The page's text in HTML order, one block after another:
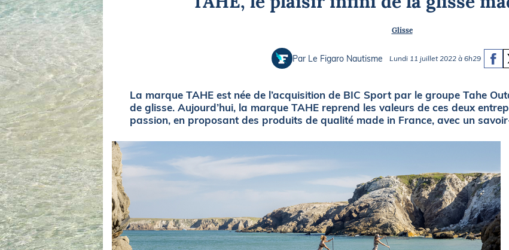
LOISIRS
Plongée
Glisse
Briefings
Glisse
Par Le Figaro Nautisme Lundi 11 juillet 2022 à 6h29
La marque TAHE est née de l’acquisition de BIC Sport par le groupe Tahe
de glisse. Aujourd’hui, la marque TAHE reprend les valeurs de ces deux
passion, en proposant des produits de qualité made in France, avec un